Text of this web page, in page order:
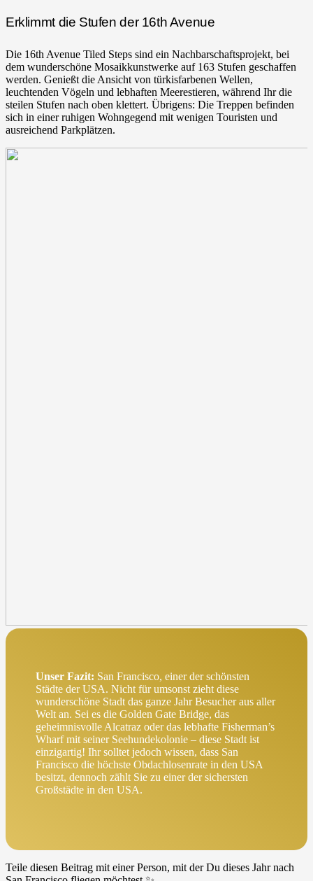
Erklimmt die Stufen der 16th Avenue
Die 16th Avenue Tiled Steps sind ein Nachbarschaftsprojekt, bei
dem wunderschöne Mosaikkunstwerke auf 163 Stufen geschaffen
werden. Genießt die Ansicht von türkisfarbenen Wellen,
leuchtenden Vögeln und lebhaften Meerestieren, während Ihr die
steilen Stufen nach oben klettert. Übrigens: Die Treppen befinden
sich in einer ruhigen Wohngegend mit wenigen Touristen und
ausreichend Parkplätzen.
Unser Fazit: San Francisco, einer der schönsten
Städte der USA. Nicht für umsonst zieht diese
wunderschöne Stadt das ganze Jahr Besucher aus aller
Welt an. Sei es die Golden Gate Bridge, das
geheimnisvolle Alcatraz oder das lebhafte Fisherman’s
Wharf mit seiner Seehundekolonie – diese Stadt ist
einzigartig! Ihr solltet jedoch wissen, dass San
Francisco die höchste Obdachlosenrate in den USA
besitzt, dennoch zählt Sie zu einer der sichersten
Großstädte in den USA.
Teile diesen Beitrag mit einer Person, mit der Du dieses Jahr nach